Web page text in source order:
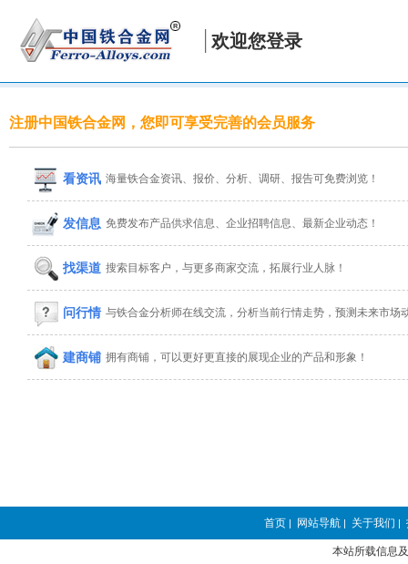
欢迎您登录
注册中国铁合金网，您即可享受完善的会员服务
看资讯 海量铁合金资讯、报价、分析、调研、报告可免费浏览！
发信息 免费发布产品供求信息、企业招聘信息、最新企业动态！
找渠道 搜索目标客户，与更多商家交流，拓展行业人脉！
问行情 与铁合金分析师在线交流，分析当前行情走势，预测未来市场
建商铺 拥有商铺，可以更好更直接的展现企业的产品和形象！
首页 | 网站导航 | 关于我们 |
本站所载信息